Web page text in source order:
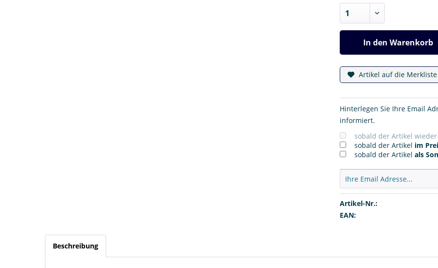
In den Warenkorb
Artikel auf die Merkliste
Hinterlegen Sie Ihre Email
informiert.
sobald der Artikel
sobald der Artikel im
sobald der Artikelals
Artikel-Nr.:
EAN:
Beschreibung